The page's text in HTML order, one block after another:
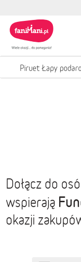
Piruet Łapy
Dołącz do
wspierają
okazji